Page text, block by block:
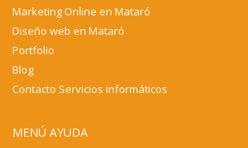
Marketing Online en Mataró
Diseño web en Mataró
Portfolio
Blog
Contacto Servicios informáticos
MENÚ AYUDA